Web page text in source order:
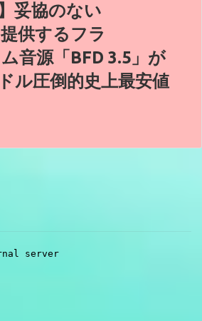
妥協のない
供するフラ
音源「BFD 3.5」が
ル圧倒的史上最安値